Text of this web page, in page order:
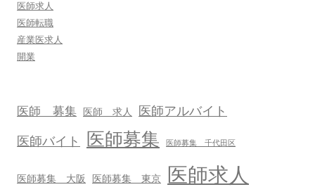
医師求人
医師転職
産業医求人
開業
医師 募集 医師 求人 医師アルバイト
医師バイト 医師募集 医師募集 千代田区
医師募集 大阪 医師募集 東京 医師求人